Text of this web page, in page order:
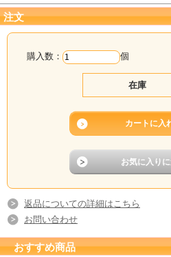
注文
購入数： 個
在庫
返品についての詳細はこちら
お問い合わせ
おすすめ商品